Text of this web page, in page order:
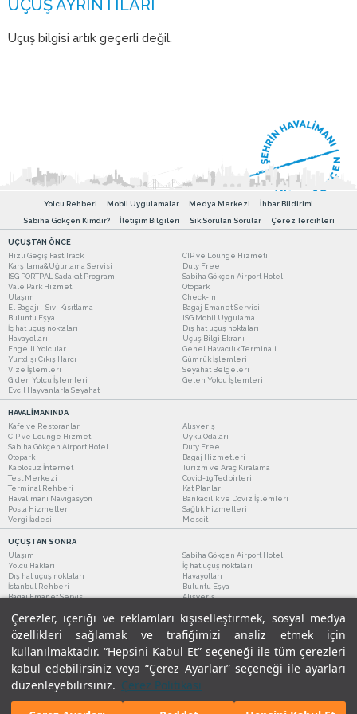
Çerezler, içeriği ve reklamları kişiselleştirmek, sosyal medya
özellikleri sağlamak ve trafiğimizi analiz etmek için
kullanılmaktadır. “Hepsini Kabul Et” seçeneği ile tüm çerezleri
kabul edebilirsiniz veya “Çerez Ayarları” seçeneği ile ayarları
düzenleyebilirsiniz. Çerez Politikası
Uçuş bilgisi artık geçerli değil.
Yolcu Rehberi Mobil Uygulamalar Medya Merkezi
İhbar Bildirimi
Sabiha Gökçen Kimdir?
İletişim Bilgileri Sık Sorulan Sorular Çerez Tercihleri
UÇUŞTAN ÖNCE
Hızlı Geçiş Fast Track
CIP ve Lounge Hizmeti
Karşılama&Uğurlama Servisi
Duty Free
ISG PORTPAL Sadakat Programı
Sabiha Gökçen Airport Hotel
Vale Park Hizmeti
Otopark
Ulaşım
Check-in
El Bagajı - Sıvı Kısıtlama
Bagaj Emanet Servisi
Buluntu Eşya
ISG Mobil Uygulama
İç hat uçuş noktaları
Dış hat uçuş noktaları
Havayolları
Uçuş Bilgi Ekranı
Engelli Yolcular
Genel Havacılık Terminali
Yurtdışı Çıkış Harcı
Gümrük İşlemleri
Vize İşlemleri
Seyahat Belgeleri
Giden Yolcu İşlemleri
Gelen Yolcu İşlemleri
Evcil Hayvanlarla Seyahat
HAVALİMANINDA
Kafe ve Restoranlar
Alışveriş
CIP ve Lounge Hizmeti
Uyku Odaları
Sabiha Gökçen Airport Hotel
Duty Free
Otopark
Bagaj Hizmetleri
Kablosuz İnternet
Turizm ve Araç Kiralama
Test Merkezi
Covid-19 Tedbirleri
Terminal Rehberi
Kat Planları
Havalimanı Navigasyon
Bankacılık ve Döviz İşlemleri
Posta Hizmetleri
Sağlık Hizmetleri
Vergi İadesi
Mescit
UÇUŞTAN SONRA
Ulaşım
Sabiha Gökçen Airport Hotel
Yolcu Hakları
İç hat uçuş noktaları
Dış hat uçuş noktaları
Havayolları
İstanbul Rehberi
Buluntu Eşya
Bagaj Emanet Servisi
Alışveriş